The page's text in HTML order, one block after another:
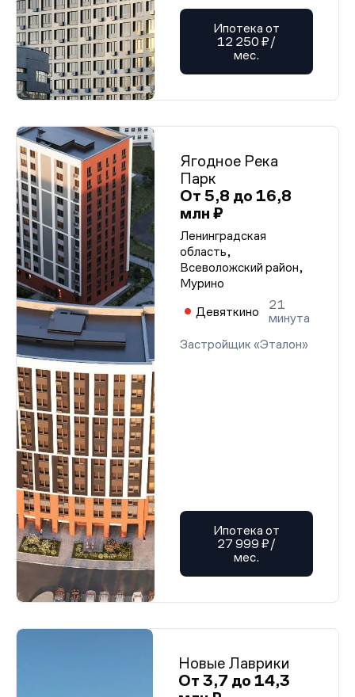
Ипотека от
12 250 ₽/
мес.
Ягодное Река
Парк
От 5,8 до 16,8
млн ₽
Ленинградская
область,
Всеволожский район,
Мурино
Девяткино
21
минута
Застройщик «Эталон»
Ипотека от
27 999 ₽/
мес.
Новые Лаврики
От 3,7 до 14,3